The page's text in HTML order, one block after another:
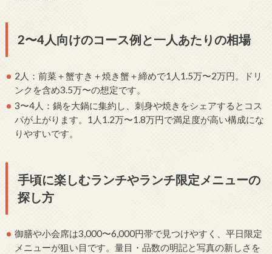
2〜4人向けのコース例と一人あたりの相場
2人：前菜＋蟹すき＋焼き蟹＋締めで1人1.5万〜2万円。ドリ
ンクを含め3.5万〜の想定です。
3〜4人：鍋を大鍋に集約し、刺身や焼きをシェアするとコス
パが上がります。1人1.2万〜1.8万円で満足度が高い構成にな
りやすいです。
手頃に楽しむランチやランチ限定メニューの
探し方
御膳や小会席は3,000〜6,000円帯で見つけやすく、平日限定
メニューが狙い目です。量目・品数の明記と写真の新しさを